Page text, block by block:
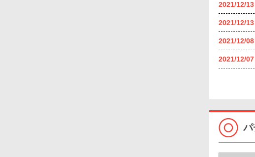
2021/12/13
2021/12/13
2021/12/08
2021/12/07
パ